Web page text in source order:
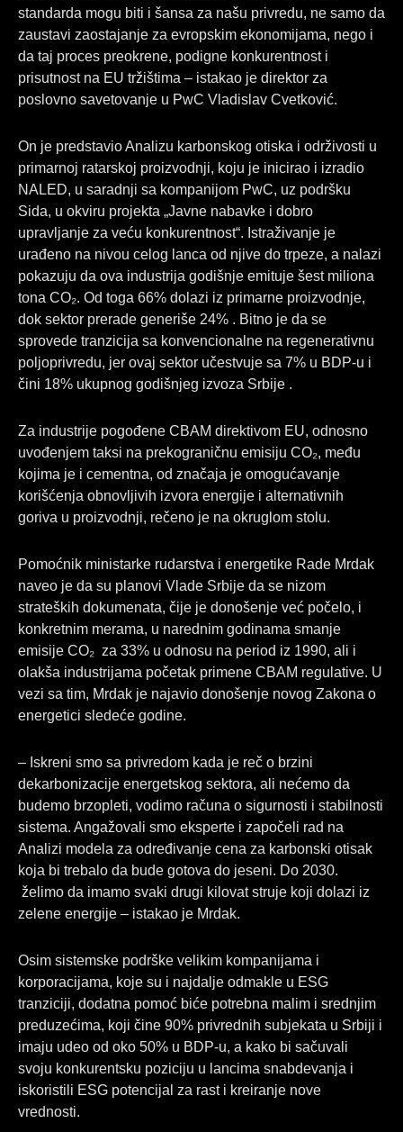
standarda mogu biti i šansa za našu privredu, ne samo da
zaustavi zaostajanje za evropskim ekonomijama, nego i
da taj proces preokrene, podigne konkurentnost i
prisutnost na EU tržištima – istakao je direktor za
poslovno savetovanje u PwC Vladislav Cvetković.
On je predstavio Analizu karbonskog otiska i održivosti u
primarnoj ratarskoj proizvodnji, koju je inicirao i izradio
NALED, u saradnji sa kompanijom PwC, uz podršku
Sida, u okviru projekta „Javne nabavke i dobro
upravljanje za veću konkurentnost“. Istraživanje je
urađeno na nivou celog lanca od njive do trpeze, a nalazi
pokazuju da ova industrija godišnje emituje šest miliona
tona CO₂. Od toga 66% dolazi iz primarne proizvodnje,
dok sektor prerade generiše 24% . Bitno je da se
sprovede tranzicija sa konvencionalne na regenerativnu
poljoprivredu, jer ovaj sektor učestvuje sa 7% u BDP-u i
čini 18% ukupnog godišnjeg izvoza Srbije .
Za industrije pogođene CBAM direktivom EU, odnosno
uvođenjem taksi na prekograničnu emisiju CO₂, među
kojima je i cementna, od značaja je omogućavanje
korišćenja obnovljivih izvora energije i alternativnih
goriva u proizvodnji, rečeno je na okruglom stolu.
Pomoćnik ministarke rudarstva i energetike Rade Mrdak
naveo je da su planovi Vlade Srbije da se nizom
strateških dokumenata, čije je donošenje već počelo, i
konkretnim merama, u narednim godinama smanje
emisije CO₂ za 33% u odnosu na period iz 1990, ali i
olakša industrijama početak primene CBAM regulative. U
vezi sa tim, Mrdak je najavio donošenje novog Zakona o
energetici sledeće godine.
– Iskreni smo sa privredom kada je reč o brzini
dekarbonizacije energetskog sektora, ali nećemo da
budemo brzopleti, vodimo računa o sigurnosti i stabilnosti
sistema. Angažovali smo eksperte i započeli rad na
Analizi modela za određivanje cena za karbonski otisak
koja bi trebalo da bude gotova do jeseni. Do 2030.
želimo da imamo svaki drugi kilovat struje koji dolazi iz
zelene energije – istakao je Mrdak.
Osim sistemske podrške velikim kompanijama i
korporacijama, koje su i najdalje odmakle u ESG
tranziciji, dodatna pomoć biće potrebna malim i srednjim
preduzećima, koji čine 90% privrednih subjekata u Srbiji i
imaju udeo od oko 50% u BDP-u, a kako bi sačuvali
svoju konkurentsku poziciju u lancima snabdevanja i
iskoristili ESG potencijal za rast i kreiranje nove
vrednosti.